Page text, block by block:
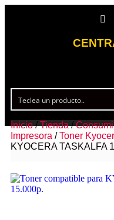
Inicio/Tienda/
Impresora /Toner
KYOCERA TASKALFA